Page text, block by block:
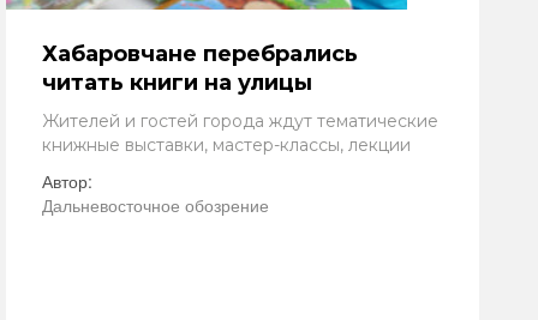
Хабаровчане перебрались
читать книги на улицы
Жителей и гостей города ждут тематические
книжные выставки, мастер-классы, лекции
Автор:
Дальневосточное обозрение